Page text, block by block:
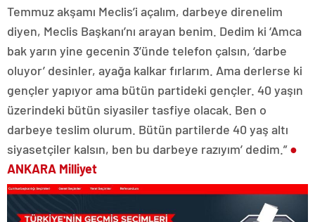
Temmuz akşamı Meclis’i açalım, darbeye direnelim
diyen, Meclis Başkanı’nı arayan benim. Dedim ki ‘Amca
bak yarın yine gecenin 3’ünde telefon çalsın, ‘darbe
oluyor’ desinler, ayağa kalkar fırlarım. Ama derlerse ki
gençler yapıyor ama bütün partideki gençler. 40 yaşın
üzerindeki bütün siyasiler tasfiye olacak. Ben o
darbeye teslim olurum. Bütün partilerde 40 yaş altı
siyasetçiler kalsın, ben bu darbeye razıyım’ dedim.”●
ANKARA Milliyet